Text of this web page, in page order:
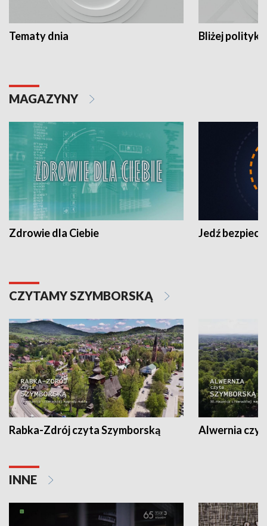
Tematy dnia Bliżej polityki
MAGAZYNY
Zdrowie dla Ciebie Jedź
CZYTAMY SZYMBORSKĄ
Rabka-Zdrój czyta Szymborską Alwernia
INNE